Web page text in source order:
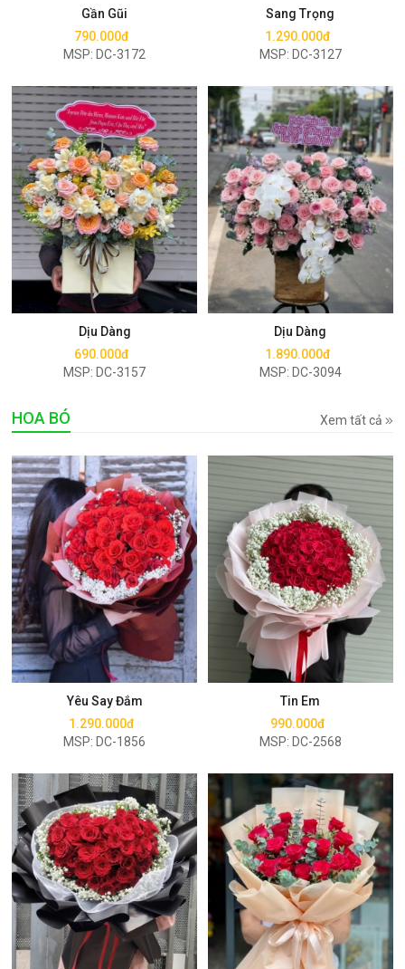
Gần Gũi
790.000đ
MSP: DC-3172
Sang Trọng
1.290.000đ
MSP: DC-3127
Dịu Dàng
690.000đ
MSP: DC-3157
Mua ngay
Dịu Dàng
1.890.000đ
MSP: DC-3094
Mua ngay
HOA BÓ Xem tất cả
Yêu Say Đắm
1.290.000đ
MSP: DC-1856
Mua ngay
Tin Em
990.000đ
MSP: DC-2568
Mua ngay